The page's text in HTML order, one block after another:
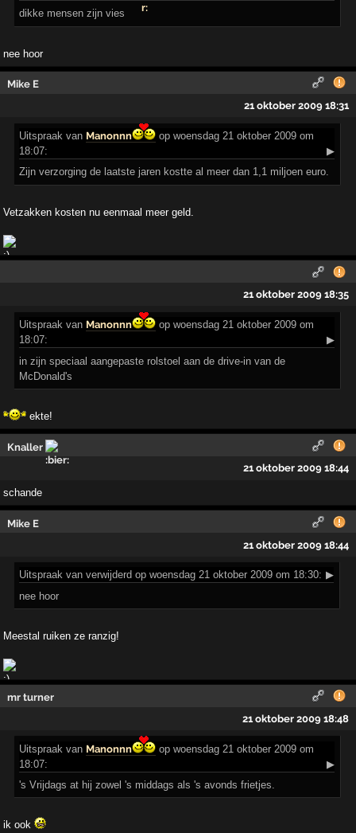
dikke mensen zijn vies
nee hoor
Mike E
21 oktober 2009 18:31
Uitspraak van Manonnn
op woensdag 21 oktober 2009 om
18:07:
▶
Zijn verzorging de laatste jaren kostte al meer dan 1,1 miljoen euro.
Vetzakken kosten nu eenmaal meer geld.
21 oktober 2009 18:35
Uitspraak van Manonnn
op woensdag 21 oktober 2009 om
18:07:
▶
in zijn speciaal aangepaste rolstoel aan de drive-in van de
McDonald's
ekte!
Knaller
21 oktober 2009 18:44
schande
Mike E
21 oktober 2009 18:44
Uitspraak van verwijderd op woensdag 21 oktober 2009 om 18:30: ▶
nee hoor
Meestal ruiken ze ranzig!
mr turner
21 oktober 2009 18:48
Uitspraak van Manonnn
op woensdag 21 oktober 2009 om
18:07:
▶
's Vrijdags at hij zowel 's middags als 's avonds frietjes.
ik ook